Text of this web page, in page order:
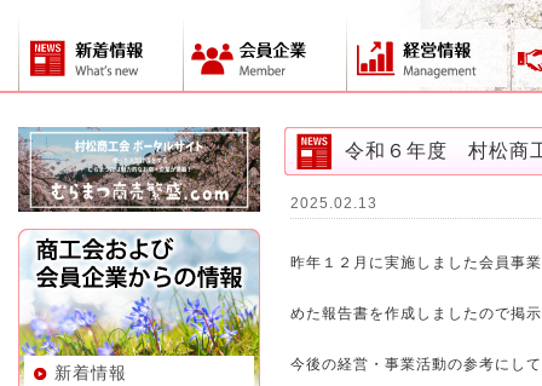
新着情報
令和６年度 村松商
2025.02.13
昨年１２月に実施しました会員事
めた報告書を作成しましたので掲
今後の経営・事業活動の参考にし